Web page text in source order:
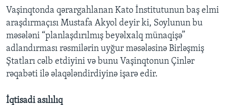
Vaşinqtonda qərargahlanan Kato İnstitutunun baş elmi
araşdırmaçısı Mustafa Akyol deyir ki, Soylunun bu
məsələni “planlaşdırılmış beyəlxalq münaqişə”
adlandırması rəsmilərin uyğur məsələsinə Birləşmiş
Ştatları cəlb etdiyini və bunu Vaşinqtonun Çinlər
rəqabəti ilə əlaqələndirdiyinə işarə edir.
İqtisadi asılılıq